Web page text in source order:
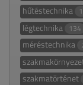
hűtéstechnika
légtechnika 134
méréstechnika
szakmatörténet